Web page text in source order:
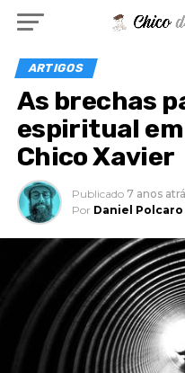
ARTIGOS
As brechas
espiritual
Chico Xavier
Publicado 7 anos
Por Daniel Polcaro